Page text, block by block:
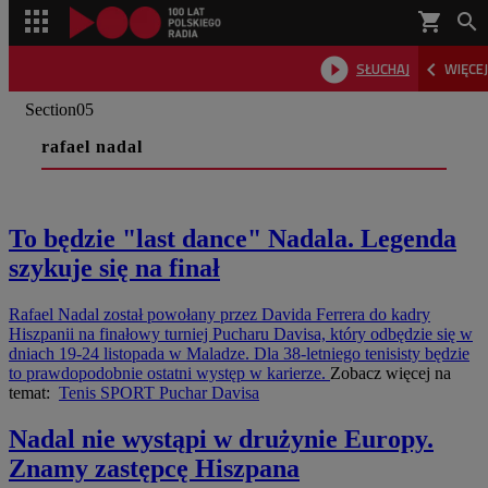
shopping_cart 
 SŁUCHAJ  WIĘCEJ

Section05
rafael nadal
To będzie "last dance" Nadala. Legenda
szykuje się na finał
Rafael Nadal został powołany przez Davida Ferrera do kadry
Hiszpanii na finałowy turniej Pucharu Davisa, który odbędzie się w
dniach 19-24 listopada w Maladze. Dla 38-letniego tenisisty będzie
to prawdopodobnie ostatni występ w karierze. Zobacz więcej na
temat: Tenis SPORT Puchar Davisa
Nadal nie wystąpi w drużynie Europy.
Znamy zastępcę Hiszpana